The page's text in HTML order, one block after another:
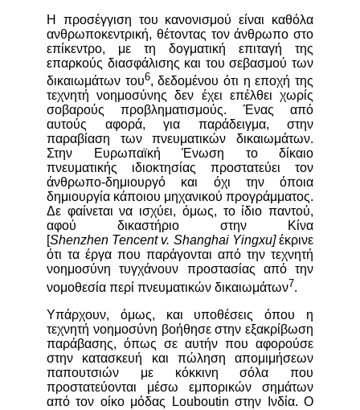
Η προσέγγιση του κανονισμού είναι καθόλα
ανθρωποκεντρική, θέτοντας τον άνθρωπο στο
επίκεντρο, με τη δογματική επιταγή της
επαρκούς διασφάλισης και του σεβασμού των
δικαιωμάτων του6, δεδομένου ότι η εποχή της
τεχνητή νοημοσύνης δεν έχει επέλθει χωρίς
σοβαρούς προβληματισμούς. Ένας από
αυτούς αφορά, για παράδειγμα, στην
παραβίαση των πνευματικών δικαιωμάτων.
Στην Ευρωπαϊκή Ένωση το δίκαιο
πνευματικής ιδιοκτησίας προστατεύει τον
άνθρωπο-δημιουργό και όχι την όποια
δημιουργία κάποιου μηχανικού προγράμματος.
Δε φαίνεται να ισχύει, όμως, το ίδιο παντού,
αφού δικαστήριο στην Κίνα
[Shenzhen Tencent v. Shanghai Yingxu]έκρινε
ότι τα έργα που παράγονται από την τεχνητή
νοημοσύνη τυγχάνουν προστασίας από την
νομοθεσία περί πνευματικών δικαιωμάτων7.
Υπάρχουν, όμως, και υποθέσεις όπου η
τεχνητή νοημοσύνη βοήθησε στην εξακρίβωση
παράβασης, όπως σε αυτήν που αφορούσε
στην κατασκευή και πώληση απομιμήσεων
παπουτσιών με κόκκινη σόλα που
προστατεύονται μέσω εμπορικών σημάτων
από τον οίκο μόδας Louboutin στην Ινδία. O